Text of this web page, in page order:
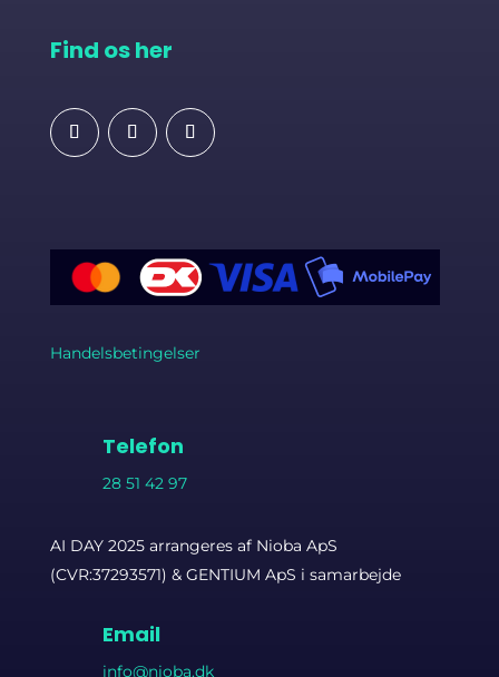
Find os her
Handelsbetingelser
Telefon
28 51 42 97
AI DAY 2025 arrangeres af Nioba ApS
(CVR:37293571) & GENTIUM ApS i samarbejde
Email
info@nioba.dk